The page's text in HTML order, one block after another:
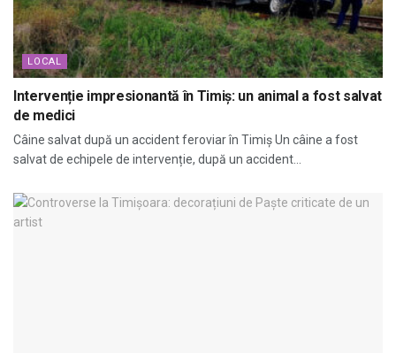
LOCAL
Intervenție impresionantă în Timiș: un animal a fost salvat
de medici
Câine salvat după un accident feroviar în Timiș Un câine a fost
salvat de echipele de intervenție, după un accident...